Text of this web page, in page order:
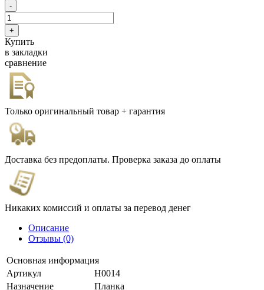
Купить
в закладки
сравнение
Только оригинальный товар + гарантия
Доставка без предоплаты. Проверка заказа до оплаты
Никаких комиссий и оплаты за перевод денег
Описание
Отзывы (0)
Основная информация
Артикул
H0014
Назначение
Планка